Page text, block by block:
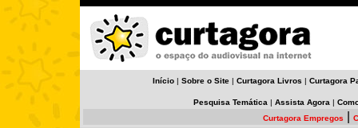
Início | Sobre o Site | Curtagora Livros | Curtagora
Pesquisa Temática | Assista Agora |
Curtagora Empregos